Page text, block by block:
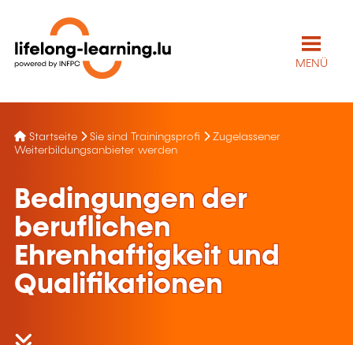
MENÜ
Startseite Sie sind Trainingsprofi
Zugelassener
Weiterbildungsanbieter werden
Bedingungen der
beruflichen
Ehrenhaftigkeit und
Qualifikationen